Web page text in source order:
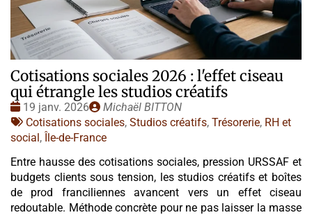
Cotisations sociales 2026 : l'effet ciseau
qui étrangle les studios créatifs
Date
:
19 janv. 2026
Publié
par
Michaël BITTON
Tags
:
Cotisations sociales, Studios créatifs, Trésorerie, RH et
social ,
Île-de-France
Entre hausse des cotisations sociales, pression URSSAF et
budgets clients sous tension, les studios créatifs et boîtes
de prod franciliennes avancent vers un effet ciseau
redoutable. Méthode concrète pour ne pas laisser la masse